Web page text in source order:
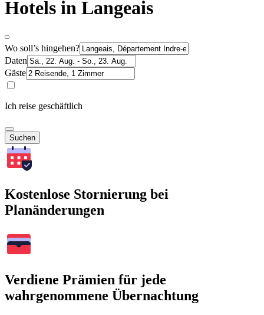
Hotels in Langeais
Wo soll’s hingehen?
Daten
Gäste
Ich reise geschäftlich
Suchen
Kostenlose Stornierung bei
Planänderungen
Verdiene Prämien für jede
wahrgenommene Übernachtung